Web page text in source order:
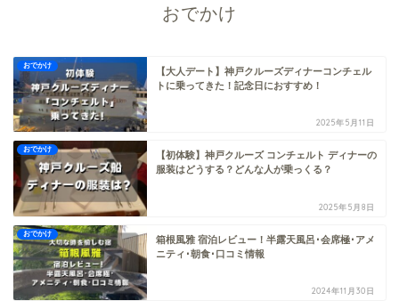
おでかけ
おでかけ
【大人デート】神戸クルーズディナーコンチェル
トに乗ってきた！記念日におすすめ！
2025年5月11日
おでかけ
【初体験】神戸クルーズ コンチェルト ディナーの
服装はどうする？どんな人が乗っくる？
2025年5月8日
おでかけ
箱根風雅 宿泊レビュー！半露天風呂･会席極･アメ
ニティ･朝食･口コミ情報
2024年11月30日